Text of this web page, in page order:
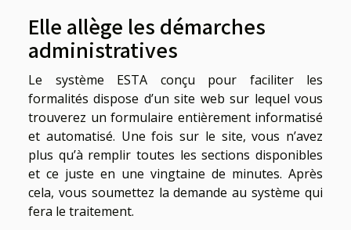
Elle allège les démarches
administratives
Le système ESTA conçu pour faciliter les
formalités dispose d’un site web sur lequel vous
trouverez un formulaire entièrement informatisé
et automatisé. Une fois sur le site, vous n’avez
plus qu’à remplir toutes les sections disponibles
et ce juste en une vingtaine de minutes. Après
cela, vous soumettez la demande au système qui
fera le traitement.